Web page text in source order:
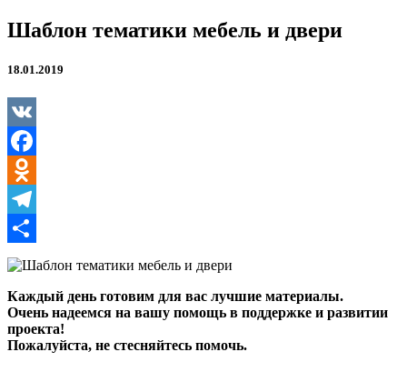
Шаблон
тематики
и
Шаблон тематики мебель и двери
18.01.2019
VK
Facebook
Odnoklassniki
Telegram
Отправить
Каждый день готовим для вас лучшие материалы.
Очень надеемся на вашу помощь в поддержке и развитии
проекта!
Пожалуйста, не стесняйтесь помочь.